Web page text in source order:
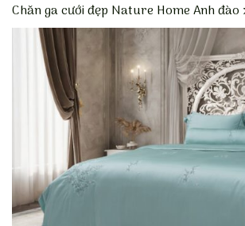
Chăn ga cưới đẹp Nature Home Anh